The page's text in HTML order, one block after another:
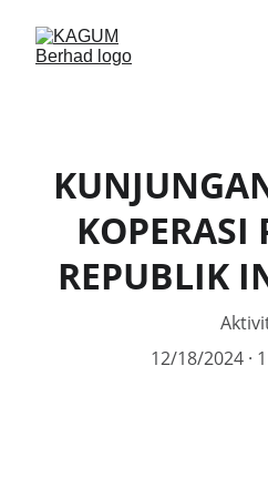
KOPERASI
REPUBLIK
12/18/2024